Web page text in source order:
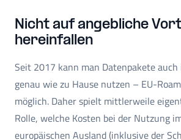
Nicht auf angebliche
hereinfallen
Seit 2017 kann man Datenpakete
genau wie zu Hause nutzen – EU-
möglich. Daher spielt mittlerweile
Rolle, welche Kosten bei der Nutzung
europäischen Ausland (inklusive der